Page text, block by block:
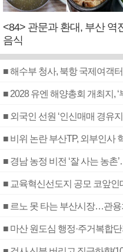
<84> 관문과 환대, 부산 역
음식
■ 해수부 청사, 북항 국제여객
■ 2028 유엔 해양총회 개최지,
■ 외국인 선원 ‘인신매매 경유
■ 비위 논란 부산TP, 외부인사
■ 경남 농정 비전 ‘잘 사는 농
■ 교육혁신선도지 공모 코앞인
■ 르노 못 타는 부산시장…관
■ 마산 원도심 행정·주거복합